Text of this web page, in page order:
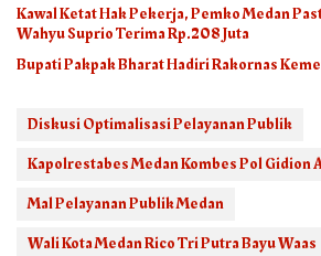
Kawal Ketat Hak Pekerja, Pemko Medan
Wahyu Suprio Terima Rp.208 Juta
Bupati Pakpak Bharat Hadiri Rakornas
Diskusi Optimalisasi Pelayanan Publik
Kapolrestabes Medan Kombes Pol Gidion
Mal Pelayanan Publik Medan
Wali Kota Medan Rico Tri Putra Bayu Waas